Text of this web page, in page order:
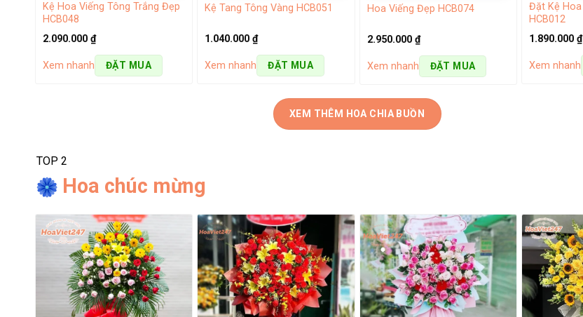
Lẵng hoa đẹp tặng sinh nhật
Hoa tình yêucho các cặp đôi
Kệ Hoa Viếng Tông Trắng Đẹp
HCB048
2.090.000 ₫
Xem nhanh ĐẶT MUA
Kệ Tang Tông Vàng HCB051
1.040.000₫
Xem nhanh ĐẶT MUA
Hoa Viếng Đẹp HCB074
2.950.000 ₫
Xem nhanh ĐẶT MUA
Đặt Kệ Hoa
HCB012
1.890.000 ₫
Xem nhanh
XEM THÊM HOA CHIA BUỒN
TOP 2
Hoa chúc mừng